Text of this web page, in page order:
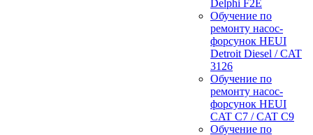
Delphi F2E
Обучение по
ремонту насос-
форсунок HEUI
Detroit Diesel / CAT
3126
Обучение по
ремонту насос-
форсунок HEUI
CAT C7 / CAT C9
Обучение по